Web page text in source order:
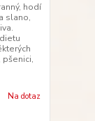
hodí
slano,
Na dotaz